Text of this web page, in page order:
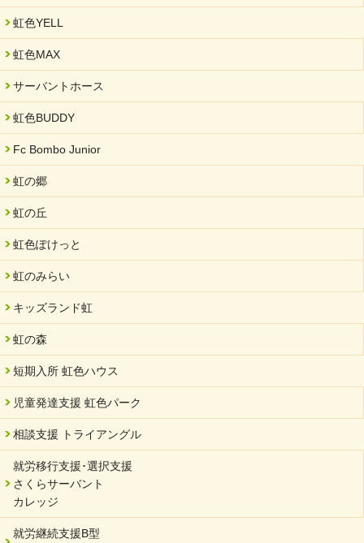
「可児の企業魅力発見フェア」に出展しました
就労継続支援B型「エコボール」事業を始めました
2024/09/10
2024/08/26
2024/08/01
夏休み学習支援・可茂自悠学舎
2024/07/03
中部学院大学「現代福祉マネジメント」ゲスト講師
2024/04/17
SDGs発表会・研修会
2024/04/05
中学生向けのフリースクール「可茂自悠学舎」開設
2024/04/01
を開催しました。
2024/02/20
2024/02/02
岐阜県 ワーク・ライフ・バランス推進エクセレント企業認定
2024/01/15
令和6年能登半島地震被災者支援において
虹色YELL
虹色MAX
サーバントホース
虹色BUDDY
Fc Bombo Junior
虹の郷
虹の丘
虹色ぽけっと
虹のみらい
キッズランド虹
虹の森
短期入所 虹色ハウス
児童発達支援 虹色パーク
相談支援 トライアングル
就労移行支援･選択支援
さくらサーバント
カレッジ
就労継続支援B型